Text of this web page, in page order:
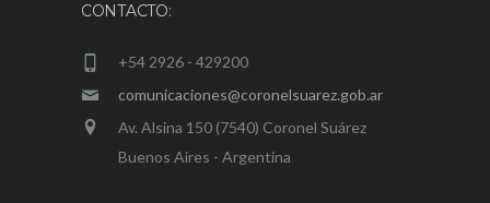
CONTACTO:
+54 2926 - 429200
comunicaciones@coronelsuarez.gob.ar
Av. Alsina 150 (7540) Coronel Suárez
Buenos Aires - Argentina